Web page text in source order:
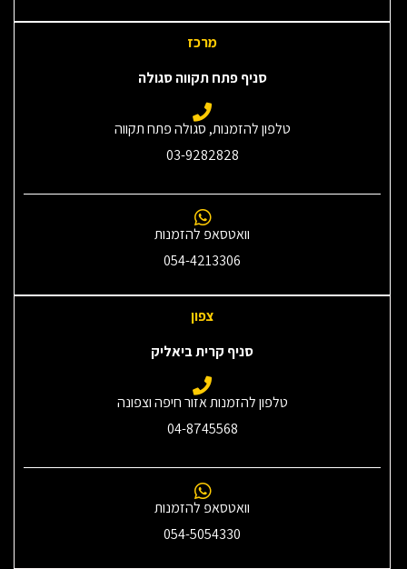
מרכז
סניף פתח תקווה סגולה
טלפון להזמנות, סגולה פתח תקווה
03-9282828
וואטסאפ להזמנות
054-4213306
צפון
סניף קרית ביאליק
טלפון להזמנות אזור חיפה וצפונה
04-8745568
וואטסאפ להזמנות
054-5054330